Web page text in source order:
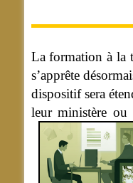
La formation à la
s’apprête
dispositif sera
leur ministère ou